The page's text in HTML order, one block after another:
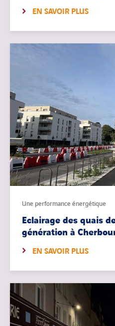
EN SAVOIR PLUS
Une performance énergétique
Eclairage des quais
génération à
EN SAVOIR PLUS